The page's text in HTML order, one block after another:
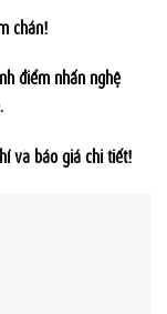
chán!
điểm nhấn nghệ
và báo giá chi tiết!